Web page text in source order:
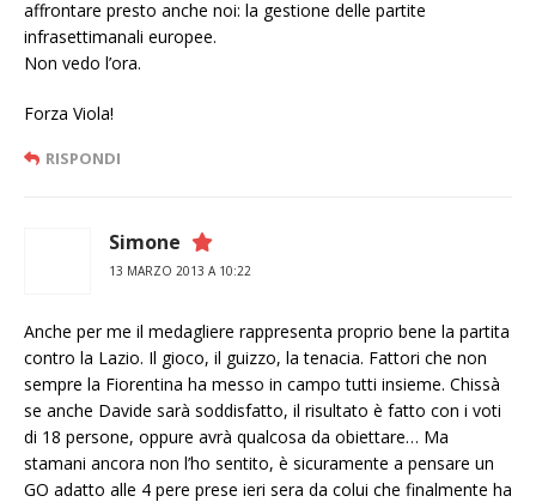
affrontare presto anche noi: la gestione delle partite
infrasettimanali europee.
Non vedo l’ora.
Forza Viola!
RISPONDI
Simone
13 MARZO 2013 A 10:22
Anche per me il medagliere rappresenta proprio bene la partita
contro la Lazio. Il gioco, il guizzo, la tenacia. Fattori che non
sempre la Fiorentina ha messo in campo tutti insieme. Chissà
se anche Davide sarà soddisfatto, il risultato è fatto con i voti
di 18 persone, oppure avrà qualcosa da obiettare… Ma
stamani ancora non l’ho sentito, è sicuramente a pensare un
GO adatto alle 4 pere prese ieri sera da colui che finalmente ha